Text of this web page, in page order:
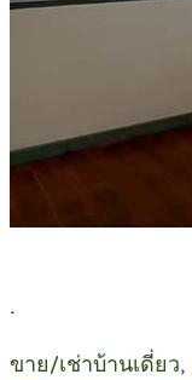
.
ขาย/เช่าบ้านเดี่ยว,